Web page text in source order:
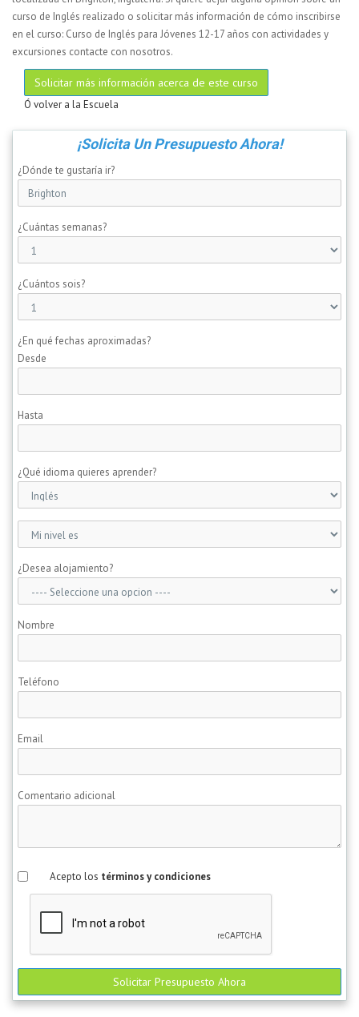
curso de Inglés realizado o solicitar más información de cómo inscribirse
en el curso: Curso de Inglés para Jóvenes 12-17 años con actividades y
excursiones contacte con nosotros.
Solicitar más información acerca de este curso
Ó volver a la Escuela
¡Solicita Un Presupuesto Ahora!
¿Dónde te gustaría ir?
¿Cuántas semanas?
¿Cuántos sois?
¿En qué fechas aproximadas?
Desde
Hasta
¿Qué idioma quieres aprender?
¿Desea alojamiento?
Nombre
Teléfono
Email
Comentario adicional
Acepto los términos y condiciones
Solicitar Presupuesto Ahora